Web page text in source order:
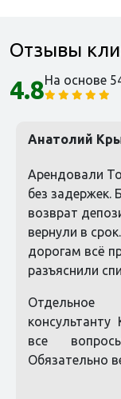
Отзывы
4.8На основе
Анатолий
Арендовали
без задержек.
возврат
вернули в
дорогам всё
разъяснили
Отдельное
все
Обязательно